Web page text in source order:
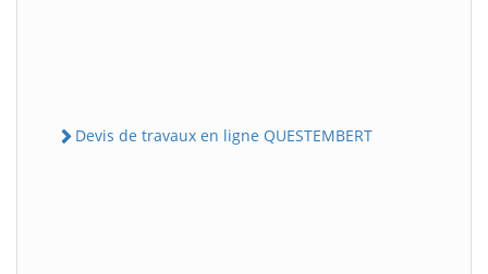
Devis de travaux en ligne QUESTEMBERT